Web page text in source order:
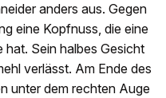
anders aus. Gegen
eine Kopfnuss, die eine
hat. Sein halbes Gesicht
verlässt. Am Ende des
unter dem rechten Auge